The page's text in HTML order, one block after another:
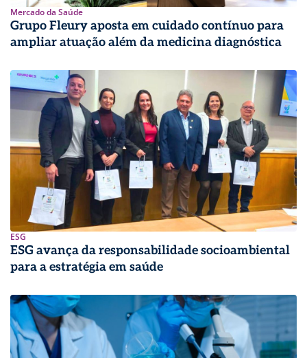
Mercado da Saúde
Grupo Fleury aposta em cuidado contínuo para
ampliar atuação além da medicina diagnóstica
ESG
ESG avança da responsabilidade socioambiental
para a estratégia em saúde